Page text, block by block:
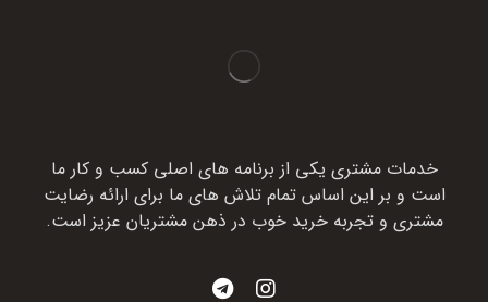
خدمات مشتری یکی از برنامه های اصلی کسب و کار ما
است و بر این اساس تمام تلاش های ما برای ارائه رضایت
مشتری و تجربه خرید خوب در ذهن مشتریان عزیز است.